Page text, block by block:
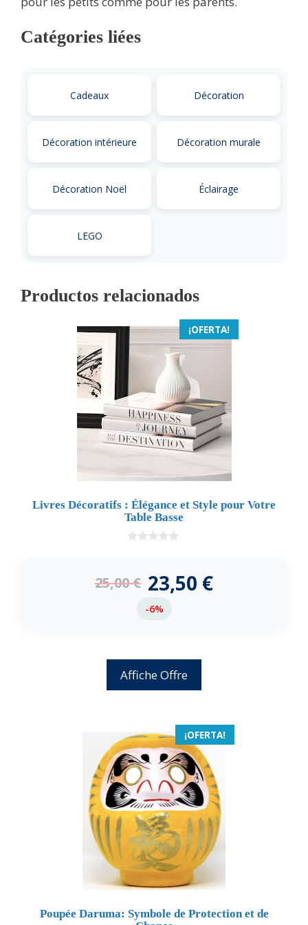
Catégories liées
Cadeaux Décoration
Décoration intérieure Décoration murale
Décoration Noël Éclairage
LEGO
Productos relacionados
¡OFERTA!
Livres Décoratifs : Élégance et Style pour Votre
Table Basse
5
25,00€ 23,50 €
-6%
Affiche Offre
¡OFERTA!
Poupée Daruma: Symbole de Protection et de